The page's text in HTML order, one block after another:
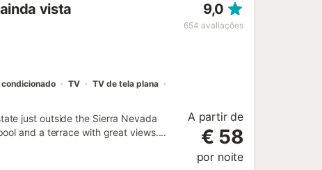
vista 9,0
654 avaliações
TV
TV de tela plana
just outside the Sierra Nevada
and a terrace with great views....
A partir de
€ 58
por noite